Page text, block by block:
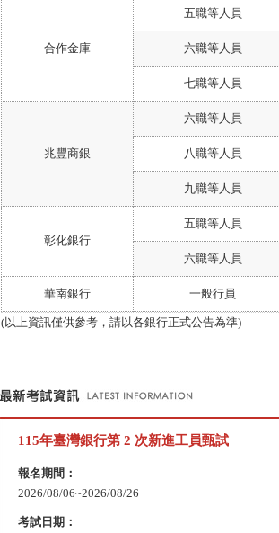
合作金庫
五職等人員
六職等人員
七職等人員
兆豐商銀
六職等人員
八職等人員
九職等人員
彰化銀行
五職等人員
六職等人員
華南銀行 一般行員
(以上資訊僅供參考，請以各銀行正式公告為準)
115年臺灣銀行第 2 次新進工員甄試
報名期間：
2026/08/06~2026/08/26
考試日期：